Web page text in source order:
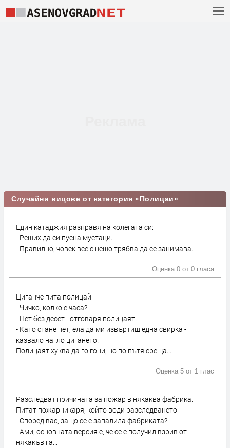
Случайни вицове от категория «Полицаи»
Един катаджия разправя на колегата си:
- Реших да си пусна мустаци.
- Правилно, човек все с нещо трябва да се занимава.
Оценка 0 от 0 гласа
Циганче пита полицай:
- Чичко, колко е часа?
- Пет без десет - отговаря полицаят.
- Като стане пет, ела да ми извъртиш една свирка -
казвало нагло цигането.
Полицаят хуква да го гони, но по пътя среща...
Оценка 5 от 1 глас
Разследват причината за пожар в някаква фабрика.
Питат пожарникаря, който води разследването:
- Според вас, защо се е запалила фабриката?
- Ами, основната версия е, че се е получил взрив от
някакъв га...